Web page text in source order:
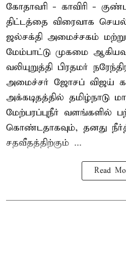
கோதாவரி - காவிரி -
திட்டத்தை விரைவாக
ஜல்சக்தி அமைச்சகம்
மேம்பாட்டு முகமை
வலியுறுத்தி பிரதமர்
அமைச்சர் ஜோசப் விஜய்
அக்கடிதத்தில் தமிழ்நாடு
மேற்பரப்புநீர் வளங்களில்
கொண்டதாகவும், தனது
சதவீதத்திற்கும் ...
Read